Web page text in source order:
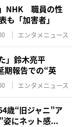
」NHK 職員の性
も「加害者」
エンタメニュース
」鈴木亮平
期報告での“英
エンタメニュース
歳“旧ジャニ”ア
にネット感...